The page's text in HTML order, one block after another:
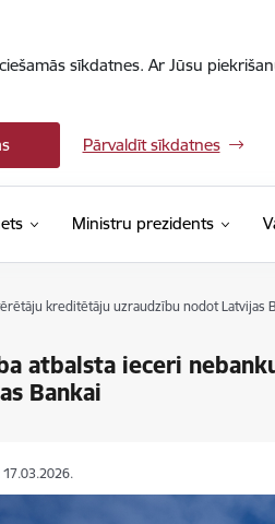
sīkdatnes. Ar Jūsu
Pārvaldīt sīkdatnes
Ministru prezidents
kreditētāju uzraudzību nodot Latvijas
atbalsta ieceri
Bankai